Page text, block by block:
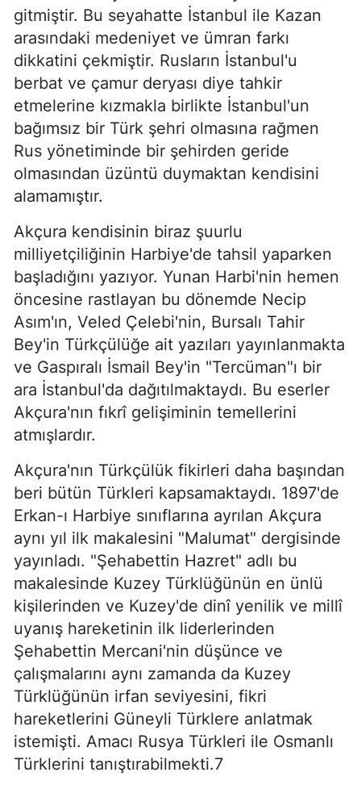
gitmiştir. Bu seyahatte İstanbul ile Kazan
arasındaki medeniyet ve ümran farkı
dikkatini çekmiştir. Rusların İstanbul'u
berbat ve çamur deryası diye tahkir
etmelerine kızmakla birlikte İstanbul'un
bağımsız bir Türk şehri olmasına rağmen
Rus yönetiminde bir şehirden geride
olmasından üzüntü duymaktan kendisini
alamamıştır.
Akçura kendisinin biraz şuurlu
milliyetçiliğinin Harbiye'de tahsil ya­parken
başladığını yazıyor. Yunan Harbi'nin hemen
öncesine rastlayan bu dönemde Necip
Asım'ın, Veled Çelebi'nin, Bursalı Tahir
Bey'in Türkçülüğe ait yazıları yayınlanmakta
ve Gaspıralı İsmail Bey'in "Tercüman"ı bir
ara İstanbul'da dağıtılmaktaydı. Bu eserler
Akçura'nın fıkrî gelişiminin temellerini
atmışlardır.
Akçura'nın Türkçülük fikirleri daha başından
beri bütün Türkleri kapsamaktaydı. 1897'de
Erkan-ı Harbiye sınıflarına ayrılan Akçura
aynı yıl ilk makalesini "Malumat" dergisinde
yayınladı. "Şehabettin Hazret" adlı bu
makalesinde Kuzey Türklüğünün en ünlü
kişilerinden ve Kuzey'de dinî yenilik ve millî
uyanış hareketinin ilk liderlerinden
Şehabettin Mercani'nin düşünce ve
çalışmalarını aynı zamanda da Kuzey
Türklüğünün irfan seviyesini, fikri
hareketlerini Güneyli Türklere anlatmak
istemişti. Amacı Rusya Türkleri ile Osmanlı
Türklerini tanıştırabilmekti.7